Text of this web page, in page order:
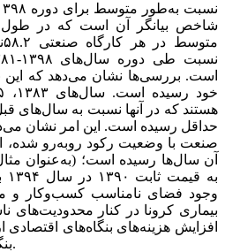
شاخص‌‌‌ بیانگر آن است‌‌‌ که‌‌‌ در طول
هستند که‌‌‌ در آنها نسبت‌‌‌ به‌‌‌ سال‌های‌‌‌
حداقل‌‌‌ رسیده است‌‌‌. این‌‌‌ امر نشان
صنعت‌‌‌ با وضعیت‌‌‌ رکود روبه‌‌‌رو شده،
آن سال‌ها رسیده است؛ (‌‌به‌عنوان
وجود فضای‌‌‌ نامناسب‌‌‌ کسب‌وکار و
بیماری‌‌‌ کرونا در کنار محدودیت‌های‌‌‌
افزایش‌‌‌ هزینه‌‌‌های‌‌‌ بنگاه‌های‌‌‌ اقتصادی‌‌‌
بنگاه‌ها در سال‌های‌‌‌ اخیر هستند.